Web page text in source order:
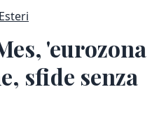
'eurozona
sfide senza